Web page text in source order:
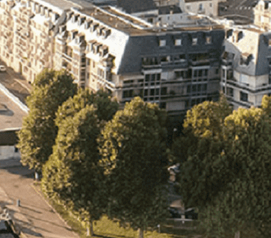
Exporter les lignes sélectionnées
Exporter toutes les colonnes
Exporter uniquement les colonnes affichées
Menu
Ajoutez un logo, un bouton, des réseaux sociaux
Cliquez pour éditer
L'association ▴▾
- L'association
- Brochure
- L'équipe
- Sponsors
- Nos autres partenaires